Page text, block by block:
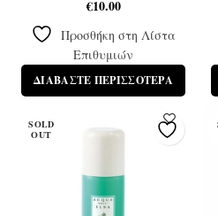
€10.00
Προσθήκη στη Λίστα
Επιθυμιών
ΔΙΑΒΆΣΤΕ ΠΕΡΙΣΣΌΤΕΡΑ
SOLD
OUT